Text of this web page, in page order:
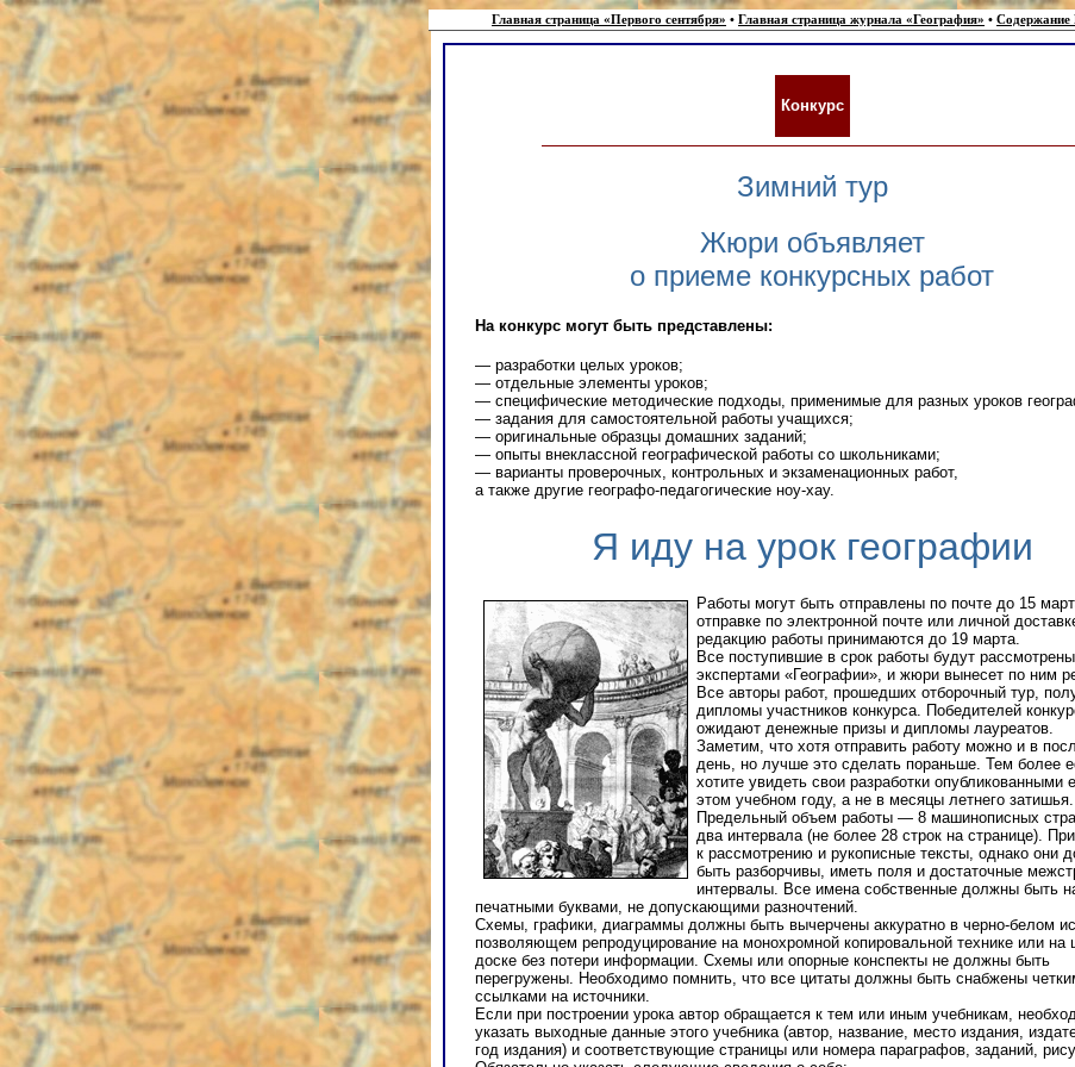
Главная страница «Первого сентября» • Главная страница журнала «География» • Содержание
Конкурс
Зимний тур
Жюри объявляет
о приеме конкурсных работ
На конкурс могут быть представлены:
— разработки целых уроков;
— отдельные элементы уроков;
— специфические методические подходы, применимые для разных уроков
— задания для самостоятельной работы учащихся;
— оригинальные образцы домашних заданий;
— опыты внеклассной географической работы со школьниками;
— варианты проверочных, контрольных и экзаменационных работ,
а также другие географо-педагогические ноу-хау.
Я иду на урок географии
Работы могут быть отправлены по почте до 15
отправке по электронной почте или личной
редакцию работы принимаются до 19 марта.
Все поступившие в срок работы будут рассмотрены
экспертами «Географии», и жюри вынесет по ним
Все авторы работ, прошедших отборочный тур,
дипломы участников конкурса. Победителей
ожидают денежные призы и дипломы лауреатов.
Заметим, что хотя отправить работу можно и в
день, но лучше это сделать пораньше. Тем более
хотите увидеть свои разработки опубликованными
этом учебном году, а не в месяцы летнего затишья.
Предельный объем работы — 8 машинописных
два интервала (не более 28 строк на странице).
к рассмотрению и рукописные тексты, однако они
быть разборчивы, иметь поля и достаточные
интервалы. Все имена собственные должны быть
печатными буквами, не допускающими разночтений.
Схемы, графики, диаграммы должны быть вычерчены аккуратно в черно-белом
позволяющем репродуцирование на монохромной копировальной технике или на
доске без потери информации. Схемы или опорные конспекты не должны быть
перегружены. Необходимо помнить, что все цитаты должны быть снабжены
ссылками на источники.
Если при построении урока автор обращается к тем или иным учебникам,
указать выходные данные этого учебника (автор, название, место издания,
год издания) и соответствующие страницы или номера параграфов, заданий,